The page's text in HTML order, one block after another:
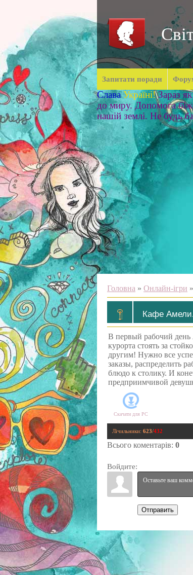
Запитати поради
Слава Україні! Зараз
до миру. Допомога
нашій землі. Не будь
Головна » Онлайн-ігри »
Кафе
В первый рабочий день
курорта стоять за
другим! Нужно все
заказы, распределить
блюдо к столику. И
предприимчивой
Скачати для PC
Лічильники: 623/432
Всього коментарів: 0
Войдите:
Отправить